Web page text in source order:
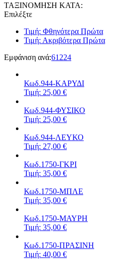
ΤΑΞΙΝΟΜΗΣΗ ΚΑΤΑ:
Επιλέξτε
Τιμή: Φθηνότερα Πρώτα
Τιμή: Ακριβότερα Πρώτα
Εμφάνιση ανά:61224
Κωδ.944-ΚΑΡΥΔΙ
Τιμή: 25,00 €
Κωδ.944-ΦΥΣΙΚΟ
Τιμή: 25,00 €
Κωδ.944-ΛΕΥΚΟ
Τιμή: 27,00 €
Κωδ.1750-ΓΚΡΙ
Τιμή: 35,00 €
Κωδ.1750-ΜΠΛΕ
Τιμή: 35,00 €
Κωδ.1750-ΜΑΥΡΗ
Τιμή: 35,00 €
Κωδ.1750-ΠΡΑΣΙΝΗ
Τιμή: 40,00 €